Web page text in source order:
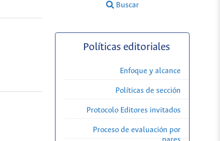
Buscar
Políticas editoriales
Enfoque y alcance
Políticas de sección
Protocolo Editores invitados
Proceso de evaluación por